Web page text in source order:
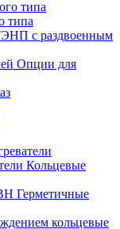
типа
с раздвоенным
Опции для
Кольцевые
Герметичные